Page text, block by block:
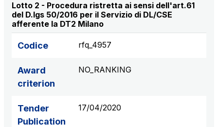
Lotto 2 - Procedura ristretta ai sensi dell'art.61
del D.lgs 50/2016 per il Servizio di DL/CSE
afferente la DT2 Milano
Codice rfq_4957
Award
criterion
NO_RANKING
Tender
Publication
17/04/2020